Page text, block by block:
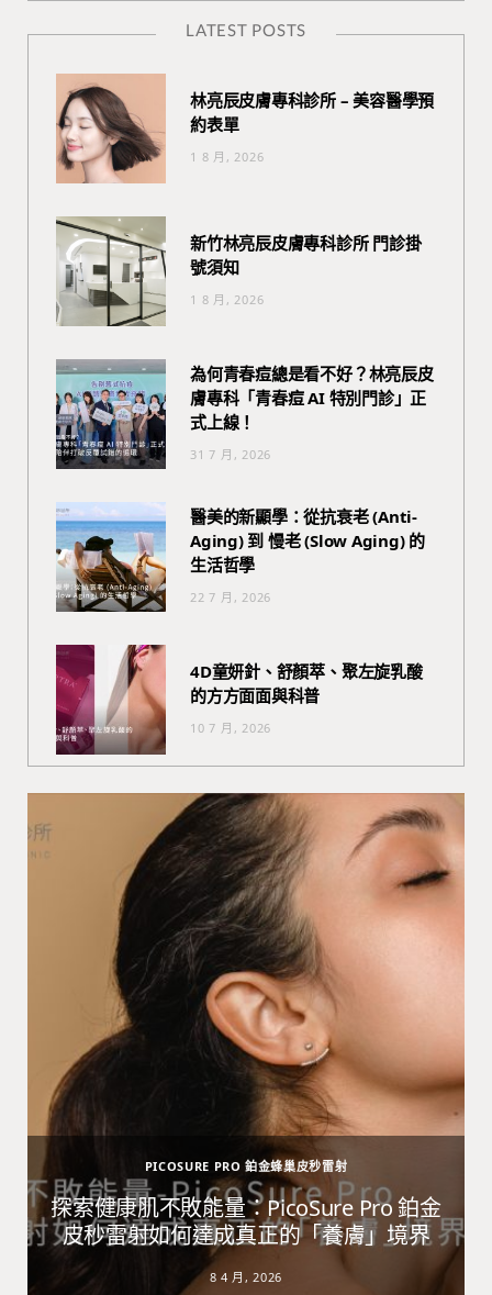
LATEST POSTS
林亮辰皮膚專科診所 – 美容醫學預
約表單
1 8 月, 2026
新竹林亮辰皮膚專科診所 門診掛
號須知
1 8 月, 2026
為何青春痘總是看不好？林亮辰皮
膚專科「青春痘 AI 特別門診」正
式上線！
31 7 月, 2026
醫美的新顯學：從抗衰老 (Anti-
Aging) 到 慢老 (Slow Aging) 的
生活哲學
22 7 月, 2026
4D童妍針、舒顏萃、聚左旋乳酸
的方方面面與科普
10 7 月, 2026
PICOSURE PRO 鉑金蜂巢皮秒雷射
探索健康肌不敗能量：PicoSure Pro 鉑金
皮秒雷射如何達成真正的「養膚」境界
8 4 月, 2026